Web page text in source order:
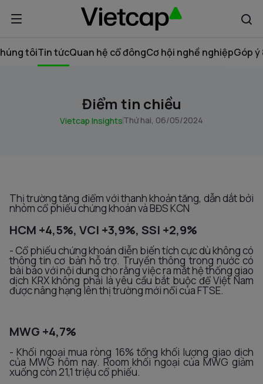
tôiTin tứcQuan hệ cổ đôngCơ hội nghề nghiệpGóp ý
Điểm tin chiều
Vietcap InsightsThứ hai, 06/05/2024
Thị trường tăng điểm với thanh khoản tăng, dẫn dắt bởi
nhóm cổ phiếu chứng khoán và BĐS KCN
HCM +4,5%, VCI +3,9%, SSI +2,9%
- Cổ phiếu chứng khoán diễn biến tích cực dù không có
thông tin cơ bản hỗ trợ. Truyền thông trong nước có
bài báo với nội dung cho rằng việc ra mắt hệ thống giao
dịch KRX không phải là yêu cầu bắt buộc để Việt Nam
được nâng hạng lên thị trường mới nổi của FTSE.
MWG +4,7%
- Khối ngoại mua ròng 16% tổng khối lượng giao dịch
của MWG hôm nay. Room khối ngoại của MWG giảm
xuống còn 21,1 triệu cổ phiếu.